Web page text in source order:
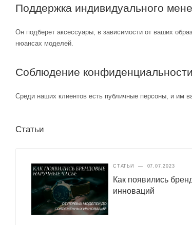
Поддержка индивидуального
Он подберет аксессуары, в зависимости от ваших
нюансах моделей.
Соблюдение конфиденциальности
Среди наших клиентов есть публичные персоны, и им
Статьи
СТАТЬИ — 07.07.2023
Как появились
инноваций